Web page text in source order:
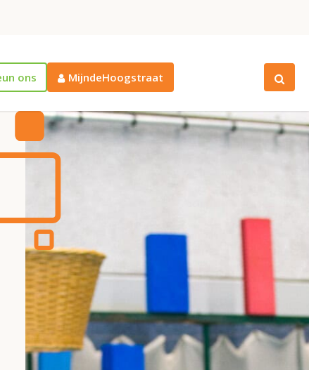
ons MijndeHoogstraat